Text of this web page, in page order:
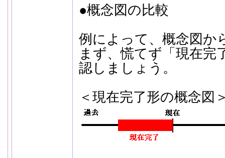
●概念図の比較
例によって、概念図か
まず、慌てず「現在完
認しましょう。
＜現在完了形の概念図